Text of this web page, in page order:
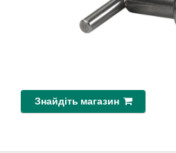
Знайдіть магазин